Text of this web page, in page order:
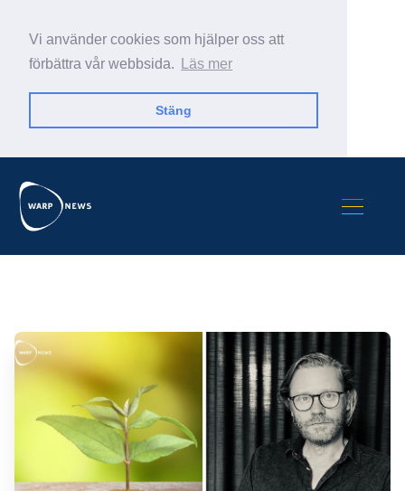
Vi använder cookies som hjälper oss att
förbättra vår webbsida.
Läs mer
Stäng